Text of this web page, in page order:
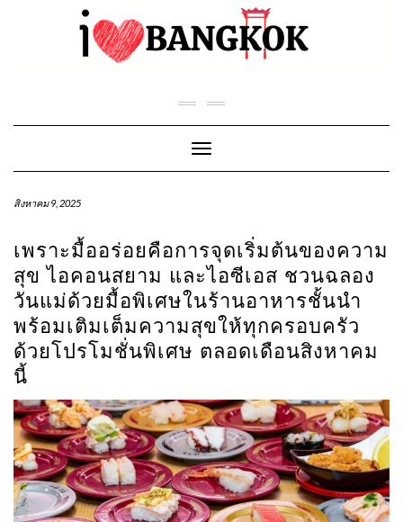
Toggle Navigation
สิงหาคม 9, 2025
เพราะมื้ออร่อยคือการจุดเริ่มต้นของความ
สุข ไอคอนสยาม และไอซีเอส ชวนฉลอง
วันแม่ด้วยมื้อพิเศษในร้านอาหารชั้นนำ
พร้อมเติมเต็มความสุขให้ทุกครอบครัว
ด้วยโปรโมชั่นพิเศษ ตลอดเดือนสิงหาคม
นี้